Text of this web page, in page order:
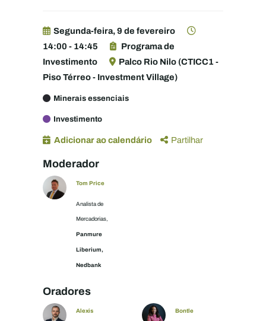
Segunda-feira, 9 de fevereiro
14:00 - 14:45
Programa de
Investimento
Palco Rio Nilo (CTICC1 -
Piso Térreo - Investment Village)
Minerais essenciais
Investimento
Adicionar ao calendário Partilhar
Moderador
Tom Price
Analista de
Mercadorias,
Panmure
Liberium,
Nedbank
Oradores
Alexis
Bontle